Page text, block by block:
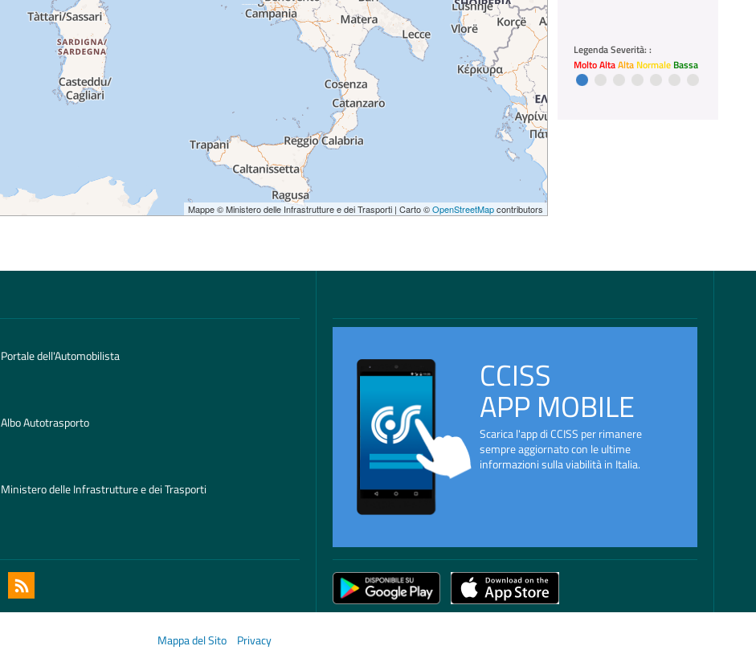
Mappe © Ministero delle Infrastrutture e dei Trasporti | Carto ©OpenStreetMapcontributors
A35 BreBeMi chiusura
notturna, tratto chiuso causa
lavori dalle 22:00 del 10 alle
05:00 del 12 agosto 2026 tra
Legenda Severità: :
Molto AltaAlta Normale Bassa
Portale dell'Automobilista
Albo Autotrasporto
Ministero delle Infrastrutture e dei Trasporti
CCISS
APP MOBILE
Scarica l'app di CCISS per rimanere
sempre aggiornato con le ultime
informazioni sulla viabilità in Italia.
Mappa del Sito Privacy